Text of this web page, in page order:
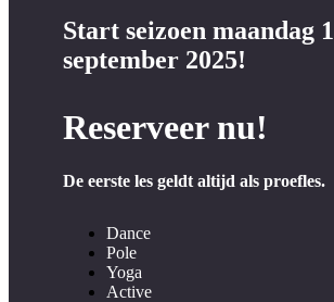
Start seizoen maandag 1
september 2025!
Reserveer nu!
De eerste les geldt altijd als proefles.
Dance
Pole
Yoga
Active